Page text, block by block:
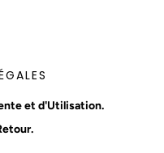
et d'Utilisation.